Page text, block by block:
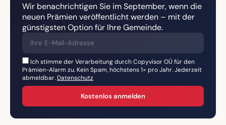
Wir benachrichtigen Sie im September, wenn die
neuen Prämien veröffentlicht werden – mit der
günstigsten Option für Ihre Gemeinde.
Ich stimme der Verarbeitung durch Copyvisor OÜ für den
Prämien-Alarm zu. Kein Spam, höchstens 1× pro Jahr. Jederzeit
abmeldbar. Datenschutz
Kostenlos anmelden